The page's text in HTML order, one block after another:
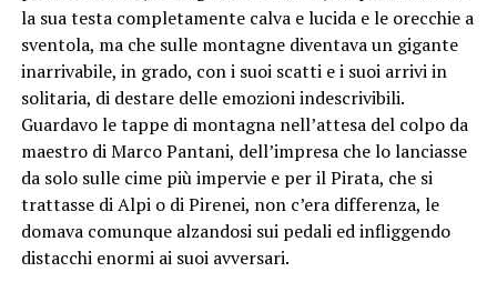
la sua testa completamente calva e lucida e le orecchie a
sventola, ma che sulle montagne diventava un gigante
inarrivabile, in grado, con i suoi scatti e i suoi arrivi in
solitaria, di destare delle emozioni indescrivibili.
Guardavo le tappe di montagna nell’attesa del colpo da
maestro di Marco Pantani, dell’impresa che lo lanciasse
da solo sulle cime più impervie e per il Pirata, che si
trattasse di Alpi o di Pirenei, non c’era differenza, le
domava comunque alzandosi sui pedali ed infliggendo
distacchi enormi ai suoi avversari.